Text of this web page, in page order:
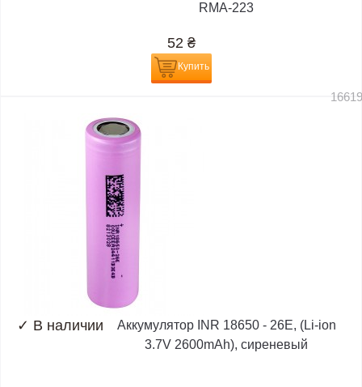
RMA-223
52 ₴
Купить
✓ В наличии
Аккумулятор INR 18650 - 26E, (Li-ion
3.7V 2600mAh), сиреневый